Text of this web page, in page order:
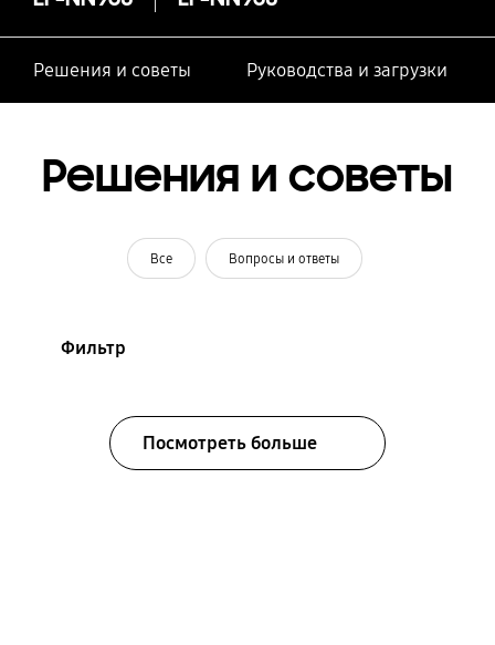
Решения и советы Руководства и загрузки
Решения и советы
Все Вопросы и ответы
Фильтр
Посмотреть больше